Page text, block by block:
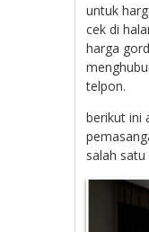
untuk
cek di
harga
telpon.
berikut ini
salah